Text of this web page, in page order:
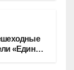
«Единой